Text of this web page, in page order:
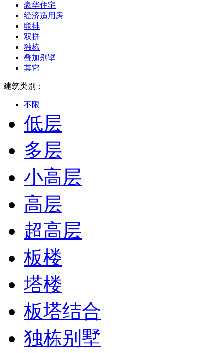
豪华住宅
经济适用房
联排
双拼
独栋
叠加别墅
其它
建筑类别：
不限
低层
多层
小高层
高层
超高层
板楼
塔楼
板塔结合
独栋别墅